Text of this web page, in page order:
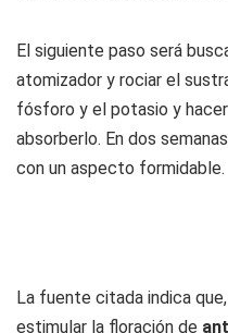
El siguiente paso será
atomizador y rociar el
fósforo y el potasio y
absorberlo. En dos
con un aspecto formidable.
La fuente citada indica
estimular la floración de